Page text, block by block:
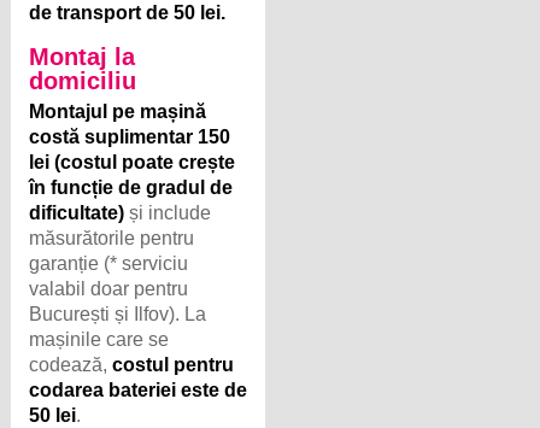
de transport de 50 lei.
Montaj la
domiciliu
Montajul pe mașină
costă suplimentar 150
lei (costul poate crește
în funcție de gradul de
dificultate) și include
măsurătorile pentru
garanție (* serviciu
valabil doar pentru
București și Ilfov). La
mașinile care se
codează,costul pentru
codarea bateriei este de
50 lei.